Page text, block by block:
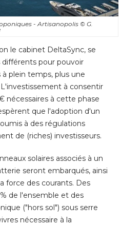
- Artisanopolis © G.
le cabinet DeltaSync, se
pour pouvoir
à plein temps, plus une
à consentir
nécessaires à cette phase
que l'adoption d'un
à des régulations
de (riches) investisseurs.
solaires associés à un
seront embarqués, ainsi
force des courants. Des
de l'ensemble et des
("hors sol") sous serre
nécessaire à la